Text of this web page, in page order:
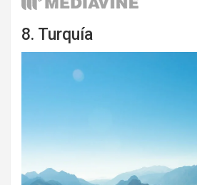
8. Turquía